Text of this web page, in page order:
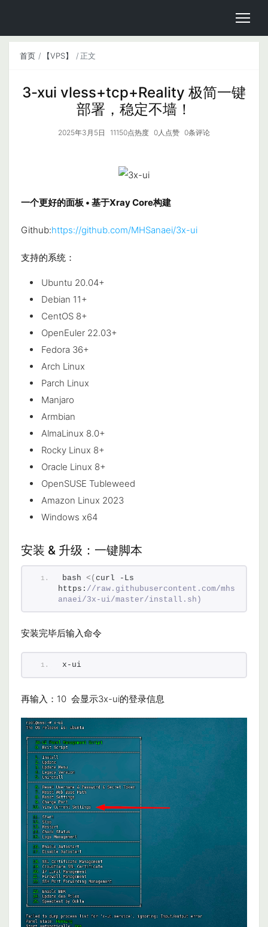
首页 【VPS】 正文
3-xui vless+tcp+Reality 极简一键
部署，稳定不墙！
2025年3月5日 11150点热度 0人点赞 0条评论
一个更好的面板 • 基于Xray Core构建
Github:https://github.com/MHSanaei/3x-ui
支持的系统：
Ubuntu 20.04+
Debian 11+
CentOS 8+
OpenEuler 22.03+
Fedora 36+
Arch Linux
Parch Linux
Manjaro
Armbian
AlmaLinux 8.0+
Rocky Linux 8+
Oracle Linux 8+
OpenSUSE Tubleweed
Amazon Linux 2023
Windows x64
安装 & 升级：一键脚本
bash <( curl -Ls
https: //raw.githubusercontent.com/mhs
anaei/3x-ui/master/install.sh)
安装完毕后输入命令
x-ui
再输入：10 会显示3x-ui的登录信息